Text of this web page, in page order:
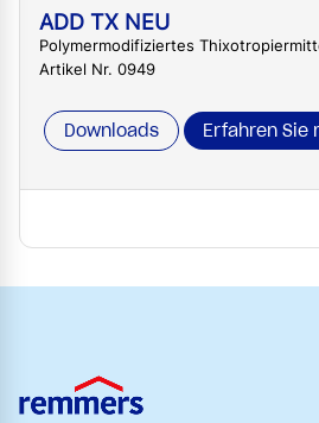
ADD TX NEU
Polymermodifiziertes
Artikel Nr. 0949
Downloads Erfahren Sie